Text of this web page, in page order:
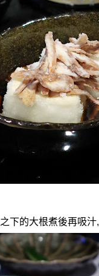
之下的大根煮後再吸汁,